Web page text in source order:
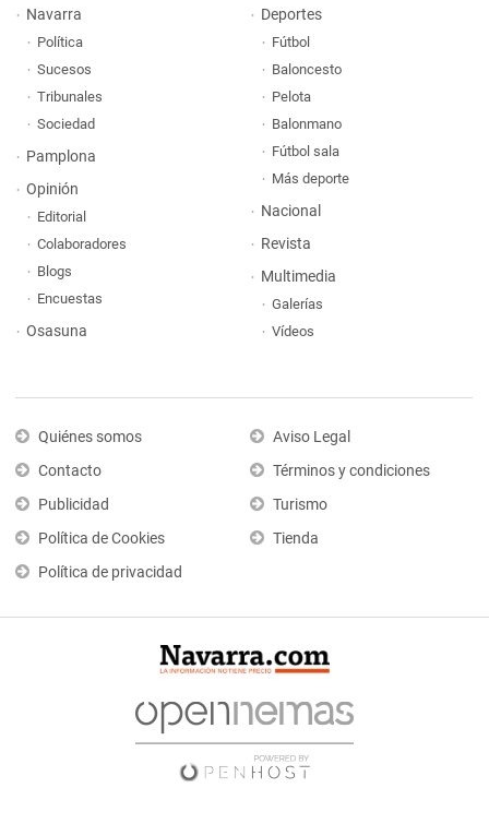
Navarra
Política
Sucesos
Tribunales
Sociedad
Pamplona
Opinión
Editorial
Colaboradores
Blogs
Encuestas
Osasuna
Deportes
Fútbol
Baloncesto
Pelota
Balonmano
Fútbol sala
Más deporte
Nacional
Revista
Multimedia
Galerías
Vídeos
Quiénes somos
Contacto
Publicidad
Política de Cookies
Política de privacidad
Aviso Legal
Términos y condiciones
Turismo
Tienda